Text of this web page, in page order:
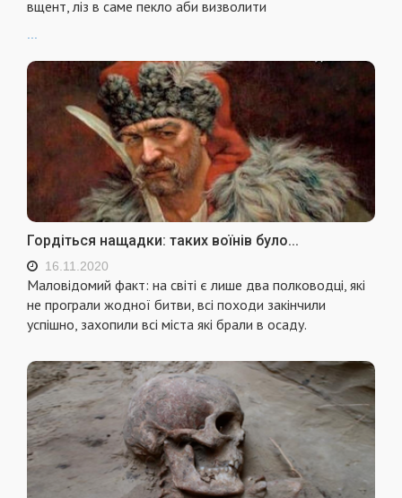
вщент, ліз в саме пекло аби визволити
Гордіться нащадки: таких воїнів було...
16.11.2020
Маловідомий факт: на світі є лише два полководці, які
не програли жодної битви, всі походи закінчили
успішно, захопили всі міста які брали в осаду.